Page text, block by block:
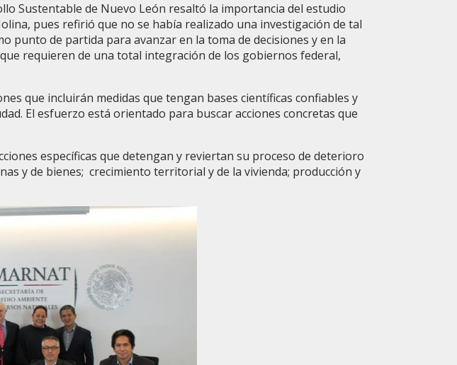
Sustentable de Nuevo León resaltó la importancia del estudio
pues refirió que no se había realizado una investigación de tal
punto de partida para avanzar en la toma de decisiones y en la
requieren de una total integración de los gobiernos federal,
que incluirán medidas que tengan bases científicas confiables y
El esfuerzo está orientado para buscar acciones concretas que
específicas que detengan y reviertan su proceso de deterioro
y de bienes; crecimiento territorial y de la vivienda; producción y